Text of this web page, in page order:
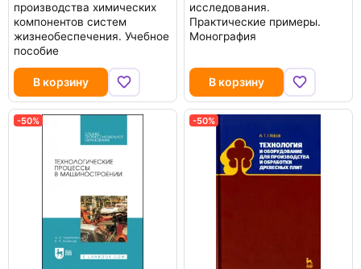
производства химических
компонентов систем
жизнеобеспечения. Учебное
пособие
В корзину
исследования.
Практические примеры.
Монография
В корзину
-50% -50%